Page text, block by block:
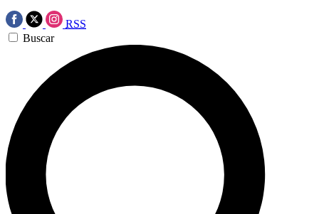
RSS
Buscar